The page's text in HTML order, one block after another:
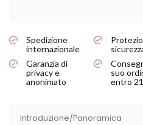
Spedizione
internazionale
Garanzia di
privacy e
anonimato
suo
entro
Introduzione/Panoramica